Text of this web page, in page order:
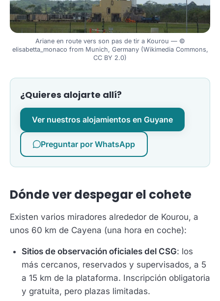
Ariane en route vers son pas de tir a Kourou — ©
elisabetta_monaco from Munich, Germany (Wikimedia Commons,
CC BY 2.0)
¿Quieres alojarte allí?
Ver nuestros alojamientos en Guyane
Preguntar por WhatsApp
Dónde ver despegar el cohete
Existen varios miradores alrededor de Kourou, a
unos 60 km de Cayena (una hora en coche):
Sitios de observación oficiales del CSG: los
más cercanos, reservados y supervisados, a 5
a 15 km de la plataforma. Inscripción obligatoria
y gratuita, pero plazas limitadas.